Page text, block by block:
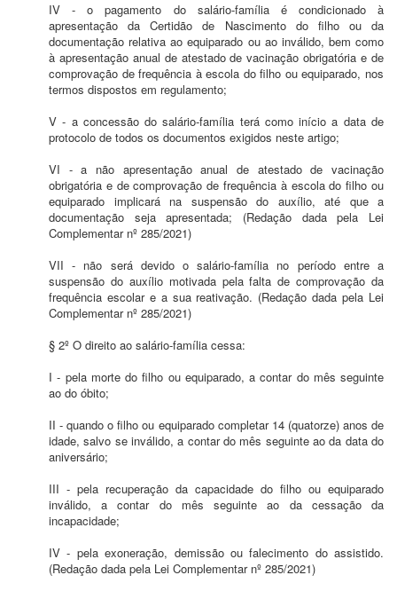
IV - o pagamento do salário-família é condicionado à
apresentação da Certidão de Nascimento do filho ou da
documentação relativa ao equiparado ou ao inválido, bem como
à apresentação anual de atestado de vacinação obrigatória e de
comprovação de frequência à escola do filho ou equiparado, nos
termos dispostos em regulamento;
V - a concessão do salário-família terá como início a data de
protocolo de todos os documentos exigidos neste artigo;
VI - a não apresentação anual de atestado de vacinação
obrigatória e de comprovação de frequência à escola do filho ou
equiparado implicará na suspensão do auxílio, até que a
documentação seja apresentada; (Redação dada pela Lei
Complementar nº 285/2021)
VII - não será devido o salário-família no período entre a
suspensão do auxílio motivada pela falta de comprovação da
frequência escolar e a sua reativação. (Redação dada pela Lei
Complementar nº 285/2021)
§ 2º O direito ao salário-família cessa:
I - pela morte do filho ou equiparado, a contar do mês seguinte
ao do óbito;
II - quando o filho ou equiparado completar 14 (quatorze) anos de
idade, salvo se inválido, a contar do mês seguinte ao da data do
aniversário;
III - pela recuperação da capacidade do filho ou equiparado
inválido, a contar do mês seguinte ao da cessação da
incapacidade;
IV - pela exoneração, demissão ou falecimento do assistido.
(Redação dada pela Lei Complementar nº 285/2021)